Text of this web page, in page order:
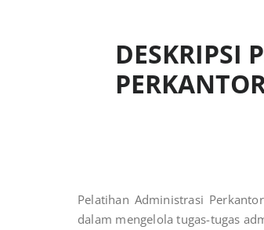
DESKRIPSI
Pelatihan Administrasi
dalam mengelola tugas-tugas